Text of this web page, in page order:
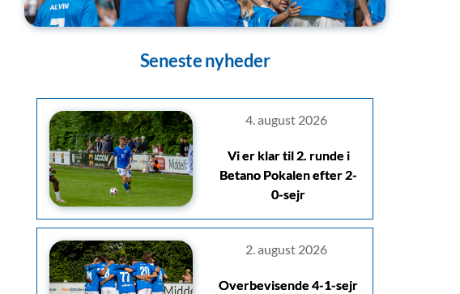
Seneste nyheder
4. august 2026
Vi er klar til 2. runde i
Betano Pokalen efter 2-
0-sejr
2. august 2026
Overbevisende 4-1-sejr